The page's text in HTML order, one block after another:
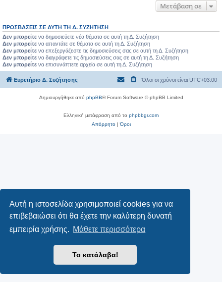
Αυτή η ιστοσελίδα χρησιμοποιεί cookies για να
επιβεβαιώσει ότι θα έχετε την καλύτερη δυνατή
εμπειρία χρήσης. Μάθετε περισσότερα
Το κατάλαβα!
Μετάβαση σε
ΠΡΟΣΒΆΣΕΙΣ ΣΕ ΑΥΤΉ ΤΗ Δ. ΣΥΖΉΤΗΣΗ
Δεν μπορείτε να δημοσιεύετε νέα θέματα σε αυτή τη Δ. Συζήτηση
Δεν μπορείτε να απαντάτε σε θέματα σε αυτή τη Δ. Συζήτηση
Δεν μπορείτε να επεξεργάζεστε τις δημοσιεύσεις σας σε αυτή τη Δ. Συζήτηση
Δεν μπορείτε να διαγράφετε τις δημοσιεύσεις σας σε αυτή τη Δ. Συζήτηση
Δεν μπορείτε να επισυνάπτετε αρχεία σε αυτή τη Δ. Συζήτηση
Ευρετήριο Δ. Συζήτησης Όλοι οι χρόνοι είναι UTC+03:00
Δημιουργήθηκε από phpBB® Forum Software © phpBB Limited
Ελληνική μετάφραση από το phpbbgr.com
Απόρρητο|Όροι